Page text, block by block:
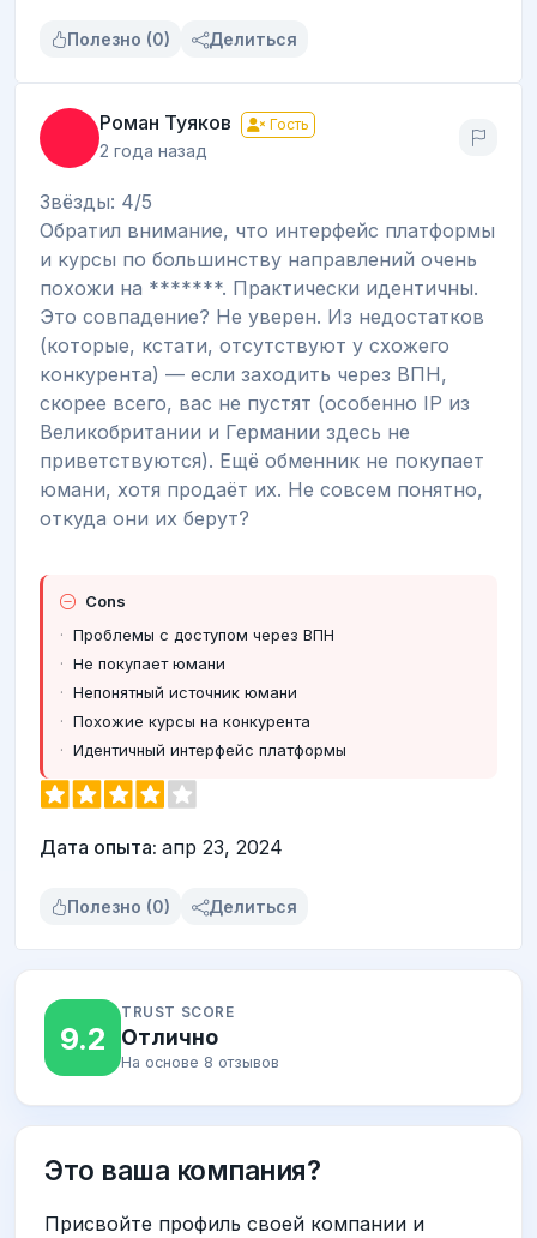
Полезно (0) Делиться
Роман Туяков Гость
2 года назад
Звёзды: 4/5
Обратил внимание, что интерфейс платформы
и курсы по большинству направлений очень
похожи на *******. Практически идентичны.
Это совпадение? Не уверен. Из недостатков
(которые, кстати, отсутствуют у схожего
конкурента) — если заходить через ВПН,
скорее всего, вас не пустят (особенно IP из
Великобритании и Германии здесь не
приветствуются). Ещё обменник не покупает
юмани, хотя продаёт их. Не совсем понятно,
откуда они их берут?
Cons
Проблемы с доступом через ВПН
Не покупает юмани
Непонятный источник юмани
Похожие курсы на конкурента
Идентичный интерфейс платформы
Дата опыта: апр 23, 2024
Полезно (0) Делиться
9.2
TRUST SCORE
Отлично
На основе 8 отзывов
Это ваша компания?
Присвойте профиль своей компании и